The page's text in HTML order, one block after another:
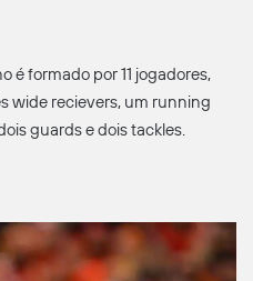
é formado por 11 jogadores,
wide recievers, um running
guards e dois tackles.